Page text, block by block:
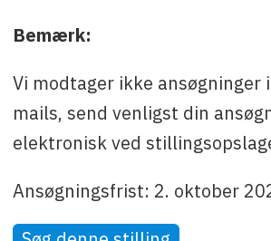
Bemærk:
Vi modtager ikke ansøgninger
mails, send venligst din
elektronisk ved
Ansøgningsfrist: 2. oktober